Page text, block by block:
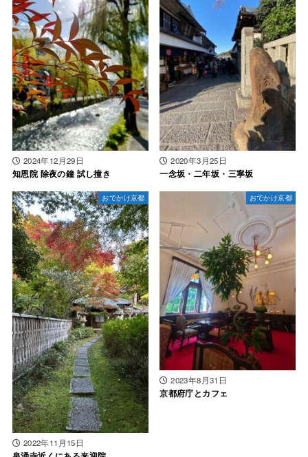
2024年12月29日
知恩院 除夜の鐘 試し撞き
2020年3月25日
一念坂・二年坂・三寧坂
おでかけ京都
2022年11月15日
おでかけ京都
2023年8月31日
京都府庁とカフェ